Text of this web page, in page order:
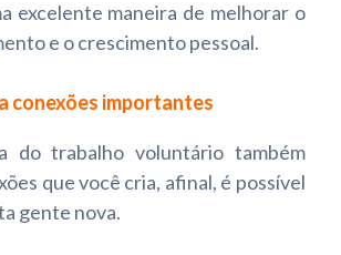
excelente maneira de melhorar o
e o crescimento pessoal.
conexões importantes
do trabalho voluntário também
que você cria, afinal, é possível
gente nova.